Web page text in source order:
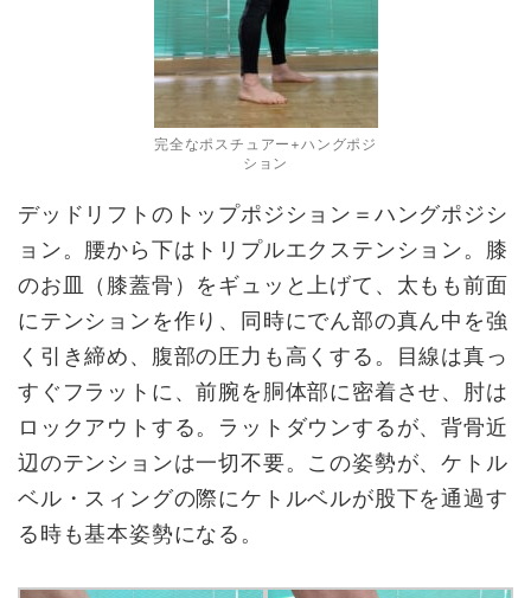
完全なポスチュアー+ハングポジ
ション
デッドリフトのトップポジション＝ハングポジシ
ョン。腰から下はトリプルエクステンション。膝
のお皿（膝蓋骨）をギュッと上げて、太もも前面
にテンションを作り、同時にでん部の真ん中を強
く引き締め、腹部の圧力も高くする。目線は真っ
すぐフラットに、前腕を胴体部に密着させ、肘は
ロックアウトする。ラットダウンするが、背骨近
辺のテンションは一切不要。この姿勢が、ケトル
ベル・スィングの際にケトルベルが股下を通過す
る時も基本姿勢になる。